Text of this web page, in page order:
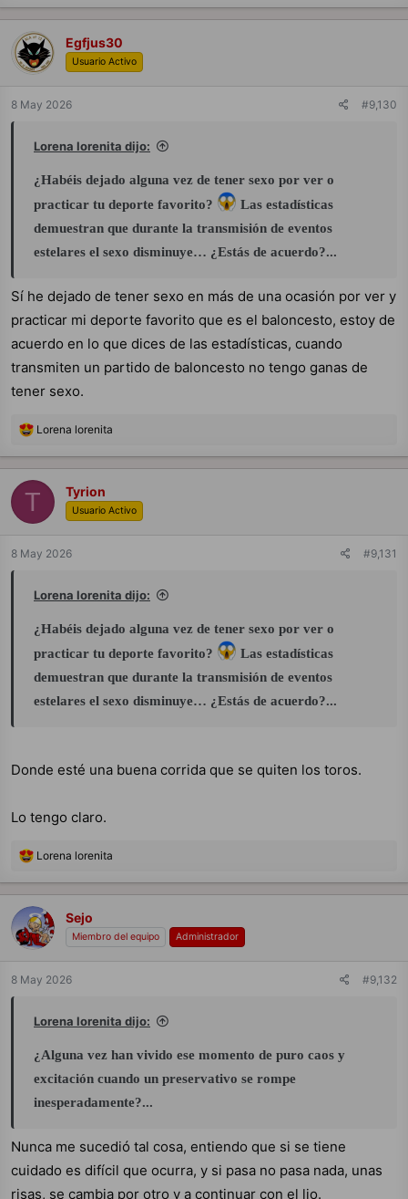
a
c
c
i
o
s
Egfjus30
Usuario Activo
8 May 2026 #9,130
Lorena lorenita dijo:
¿Habéis dejado alguna vez de tener sexo por ver o
practicar tu deporte favorito?
Las estadísticas
demuestran que durante la transmisión de eventos
estelares el sexo disminuye… ¿Estás de acuerdo?...
Sí he dejado de tener sexo en más de una ocasión por ver y
practicar mi deporte favorito que es el baloncesto, estoy de
acuerdo en lo que dices de las estadísticas, cuando
transmiten un partido de baloncesto no tengo ganas de
tener sexo.
R
a
c
s
Lorena lorenita
T Tyrion
Usuario Activo
8 May 2026 #9,131
Lorena lorenita dijo:
¿Habéis dejado alguna vez de tener sexo por ver o
practicar tu deporte favorito?
Las estadísticas
demuestran que durante la transmisión de eventos
estelares el sexo disminuye… ¿Estás de acuerdo?...
Donde esté una buena corrida que se quiten los toros.
Lo tengo claro.
R
a
c
c
i
o
s
Lorena lorenita
Sejo
Miembro del equipo Administrador
8 May 2026 #9,132
Lorena lorenita dijo:
¿Alguna vez han vivido ese momento de puro caos y
excitación cuando un preservativo se rompe
inesperadamente?...
Nunca me sucedió tal cosa, entiendo que si se tiene
cuidado es difícil que ocurra, y si pasa no pasa nada, unas
risas, se cambia por otro y a continuar con el lio.